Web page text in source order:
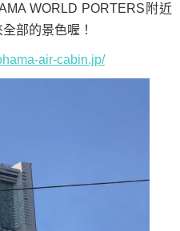
WORLD PORTERS附近
部的景色喔！
air-cabin.jp/